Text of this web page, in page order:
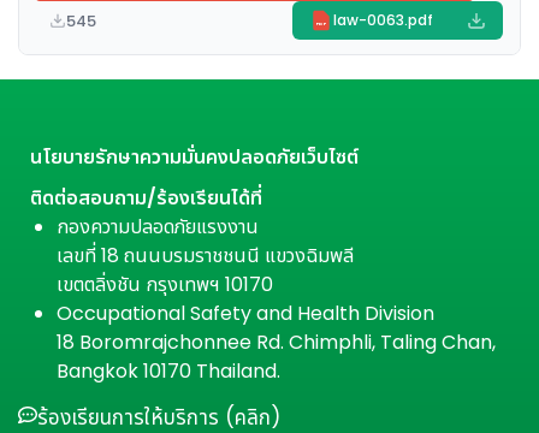
545 PDF law-0063.pdf
นโยบายรักษาความมั่นคงปลอดภัยเว็บไซต์
ติดต่อสอบถาม/ร้องเรียนได้ที่
กองความปลอดภัยแรงงาน
เลขที่ 18 ถนนบรมราชชนนี แขวงฉิมพลี
เขตตลิ่งชัน กรุงเทพฯ 10170
Occupational Safety and Health Division
18 Boromrajchonnee Rd. Chimphli, Taling Chan,
Bangkok 10170 Thailand.
ร้องเรียนการให้บริการ (คลิก)